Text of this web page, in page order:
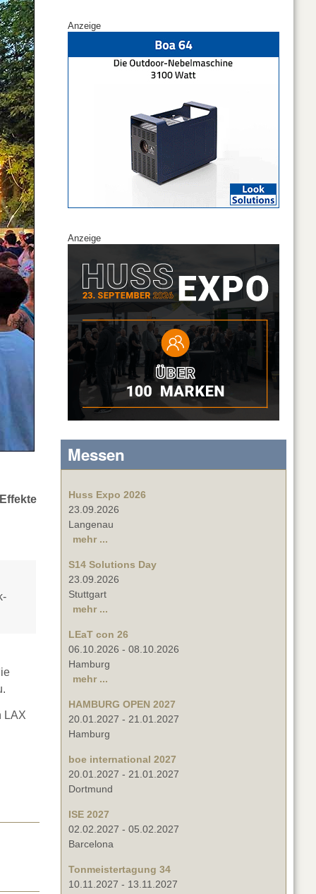
LAX
Anzeige
Anzeige
Messen
Huss Expo 2026
23.09.2026
Langenau
mehr ...
S14 Solutions Day
23.09.2026
Stuttgart
mehr ...
LEaT con 26
06.10.2026 - 08.10.2026
Hamburg
mehr ...
HAMBURG OPEN 2027
20.01.2027 - 21.01.2027
Hamburg
boe international 2027
20.01.2027 - 21.01.2027
Dortmund
ISE 2027
02.02.2027 - 05.02.2027
Barcelona
Tonmeistertagung 34
10.11.2027 - 13.11.2027